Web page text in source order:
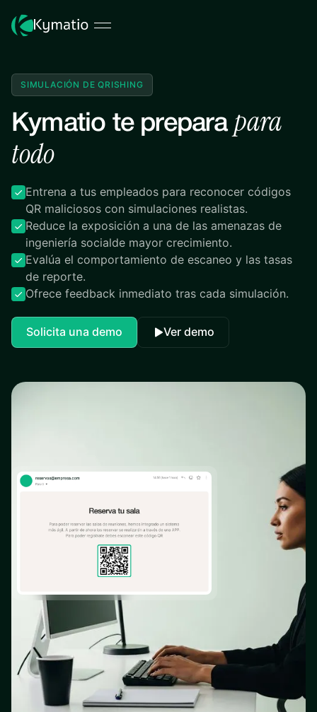
SIMULACIÓN DE QRISHING
Kymatio te prepara para
todo
Entrena a tus empleados para reconocer códigos
QR maliciosos con simulaciones realistas.
Reduce la exposición a una de las amenazas de
ingeniería socialde mayor crecimiento.
Evalúa el comportamiento de escaneo y las tasas
de reporte.
Ofrece feedback inmediato tras cada simulación.
Solicita una demo Ver demo